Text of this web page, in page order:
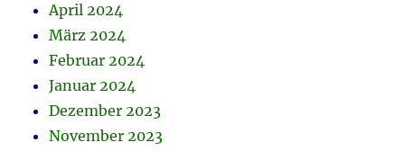
April 2024
März 2024
Februar 2024
Januar 2024
Dezember 2023
November 2023